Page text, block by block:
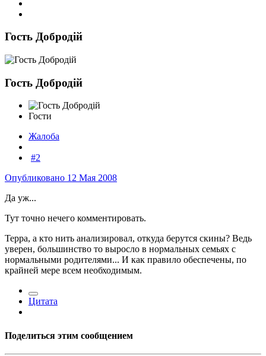
Гость Добродій
Гость Добродій
Гости
Жалоба
#2
Опубликовано 12 Мая 2008
Да уж...
Тут точно нечего комментировать.
Терра, а кто нить анализировал, откуда берутся скины? Ведь
уверен, большинство то выросло в нормальных семьях с
нормальными родителями... И как правило обеспечены, по
крайней мере всем необходимым.
Цитата
Поделиться этим сообщением